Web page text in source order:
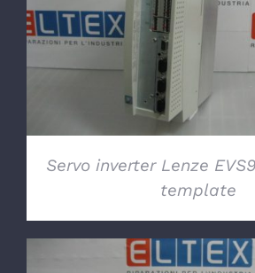
DETTAGLI
Servo inverter Lenze
template